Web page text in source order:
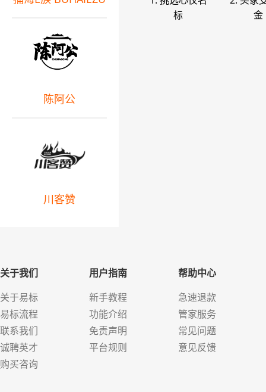
标
金
陈阿公
川客赞
关于我们
关于易标
易标流程
联系我们
诚聘英才
购买咨询
用户指南
新手教程
功能介绍
免责声明
平台规则
帮助中心
急速退款
管家服务
常见问题
意见反馈